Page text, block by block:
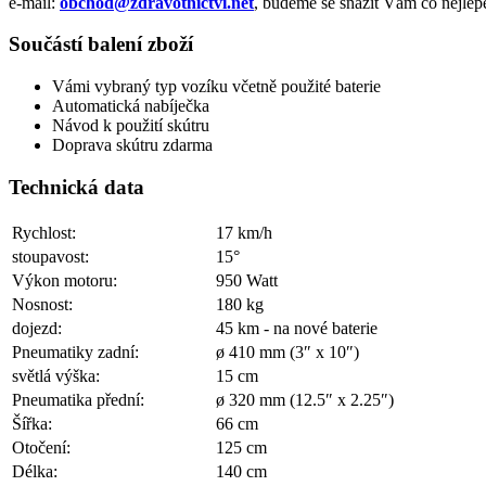
Součástí balení zboží
Vámi vybraný typ vozíku včetně použité baterie
Automatická nabíječka
Návod k použití skútru
Doprava skútru zdarma
Technická data
Rychlost:
17 km/h
stoupavost:
15°
Výkon motoru:
950 Watt
Nosnost:
180 kg
dojezd:
45 km - na nové baterie
Pneumatiky zadní:
ø 410 mm (3″ x 10″)
světlá výška:
15 cm
Pneumatika přední:
ø 320 mm (12.5″ x 2.25″)
Šířka:
66 cm
Otočení:
125 cm
Délka:
140 cm